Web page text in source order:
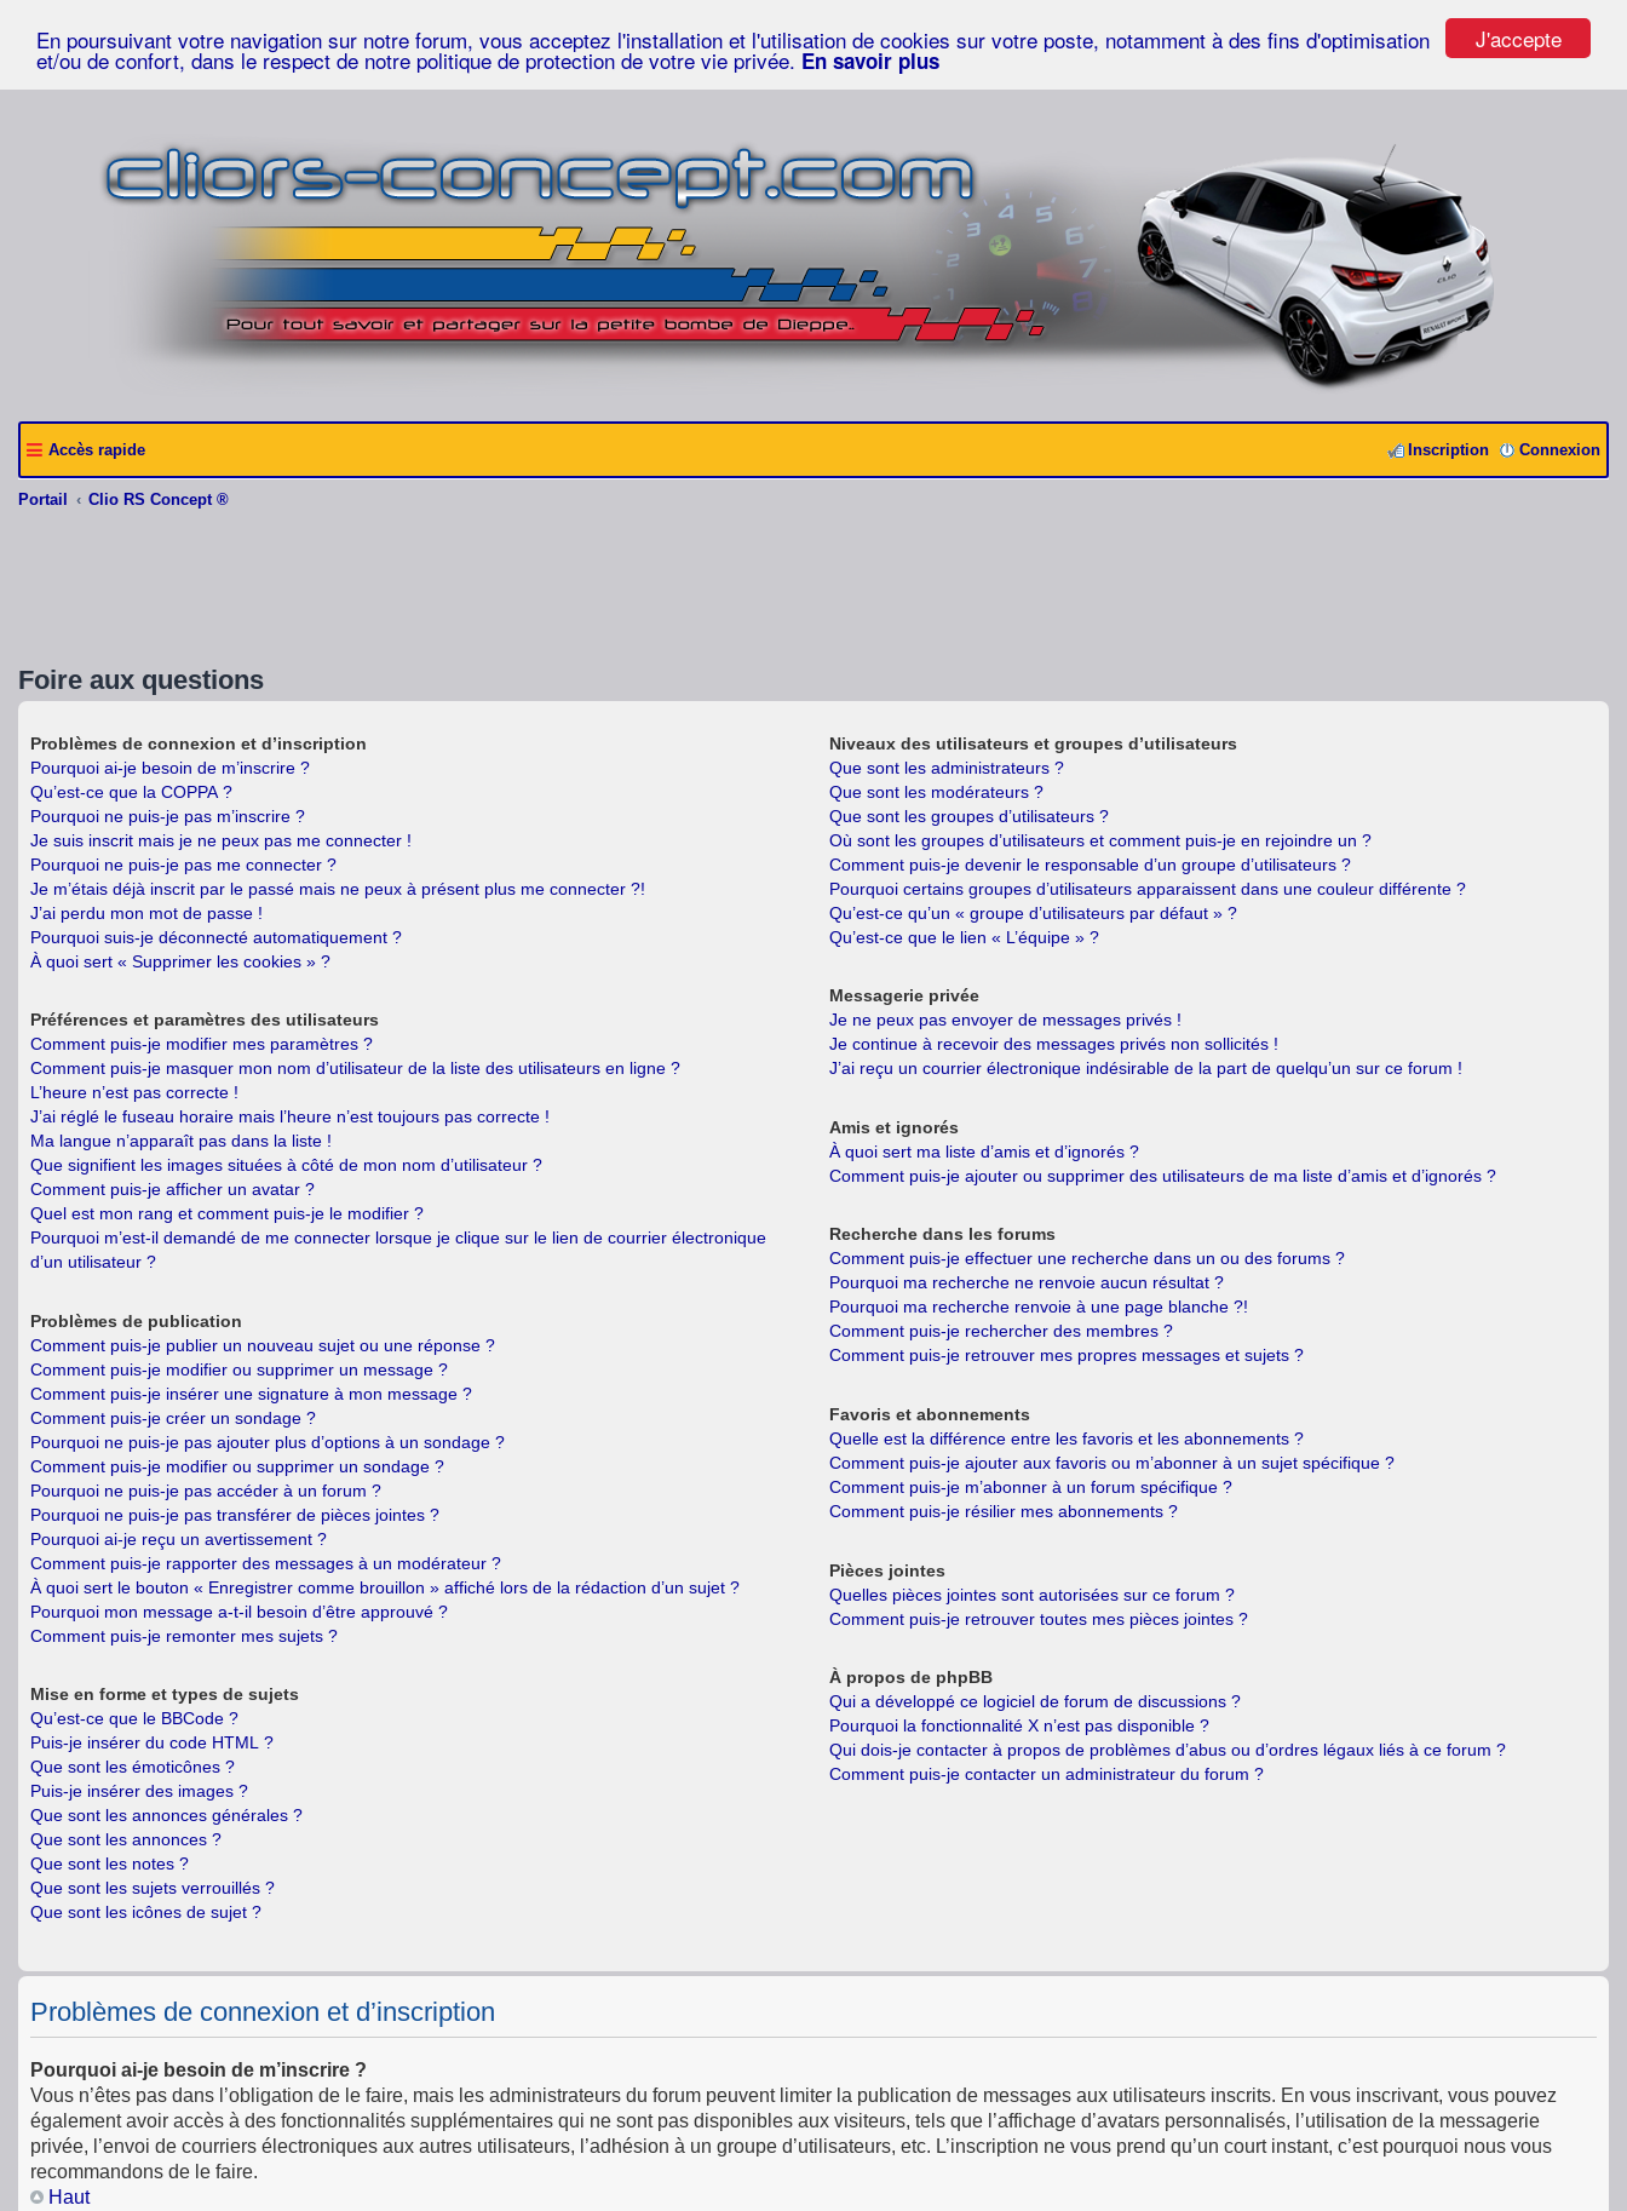
J'accepte
En poursuivant votre navigation sur notre forum, vous acceptez l'installation et l'utilisation de cookies sur votre poste, notamment à des fins d'optimisation
et/ou de confort, dans le respect de notre politique de protection de votre vie privée. En savoir plus
Accès rapide Connexion
Inscription
Portail Clio RS Concept ®
Foire aux questions
Problèmes de connexion et d’inscription
Pourquoi ai-je besoin de m’inscrire ?
Qu’est-ce que la COPPA ?
Pourquoi ne puis-je pas m’inscrire ?
Je suis inscrit mais je ne peux pas me connecter !
Pourquoi ne puis-je pas me connecter ?
Je m’étais déjà inscrit par le passé mais ne peux à présent plus me connecter ?!
J’ai perdu mon mot de passe !
Pourquoi suis-je déconnecté automatiquement ?
À quoi sert « Supprimer les cookies » ?
Préférences et paramètres des utilisateurs
Comment puis-je modifier mes paramètres ?
Comment puis-je masquer mon nom d’utilisateur de la liste des utilisateurs en ligne ?
L’heure n’est pas correcte !
J’ai réglé le fuseau horaire mais l’heure n’est toujours pas correcte !
Ma langue n’apparaît pas dans la liste !
Que signifient les images situées à côté de mon nom d’utilisateur ?
Comment puis-je afficher un avatar ?
Quel est mon rang et comment puis-je le modifier ?
Pourquoi m’est-il demandé de me connecter lorsque je clique sur le lien de courrier électronique
d’un utilisateur ?
Problèmes de publication
Comment puis-je publier un nouveau sujet ou une réponse ?
Comment puis-je modifier ou supprimer un message ?
Comment puis-je insérer une signature à mon message ?
Comment puis-je créer un sondage ?
Pourquoi ne puis-je pas ajouter plus d’options à un sondage ?
Comment puis-je modifier ou supprimer un sondage ?
Pourquoi ne puis-je pas accéder à un forum ?
Pourquoi ne puis-je pas transférer de pièces jointes ?
Pourquoi ai-je reçu un avertissement ?
Comment puis-je rapporter des messages à un modérateur ?
À quoi sert le bouton « Enregistrer comme brouillon » affiché lors de la rédaction d’un sujet ?
Pourquoi mon message a-t-il besoin d’être approuvé ?
Comment puis-je remonter mes sujets ?
Mise en forme et types de sujets
Qu’est-ce que le BBCode ?
Puis-je insérer du code HTML ?
Que sont les émoticônes ?
Puis-je insérer des images ?
Que sont les annonces générales ?
Que sont les annonces ?
Que sont les notes ?
Que sont les sujets verrouillés ?
Que sont les icônes de sujet ?
Niveaux des utilisateurs et groupes d’utilisateurs
Que sont les administrateurs ?
Que sont les modérateurs ?
Que sont les groupes d’utilisateurs ?
Où sont les groupes d’utilisateurs et comment puis-je en rejoindre un ?
Comment puis-je devenir le responsable d’un groupe d’utilisateurs ?
Pourquoi certains groupes d’utilisateurs apparaissent dans une couleur différente ?
Qu’est-ce qu’un « groupe d’utilisateurs par défaut » ?
Qu’est-ce que le lien « L’équipe » ?
Messagerie privée
Je ne peux pas envoyer de messages privés !
Je continue à recevoir des messages privés non sollicités !
J’ai reçu un courrier électronique indésirable de la part de quelqu’un sur ce forum !
Amis et ignorés
À quoi sert ma liste d’amis et d’ignorés ?
Comment puis-je ajouter ou supprimer des utilisateurs de ma liste d’amis et d’ignorés ?
Recherche dans les forums
Comment puis-je effectuer une recherche dans un ou des forums ?
Pourquoi ma recherche ne renvoie aucun résultat ?
Pourquoi ma recherche renvoie à une page blanche ?!
Comment puis-je rechercher des membres ?
Comment puis-je retrouver mes propres messages et sujets ?
Favoris et abonnements
Quelle est la différence entre les favoris et les abonnements ?
Comment puis-je ajouter aux favoris ou m’abonner à un sujet spécifique ?
Comment puis-je m’abonner à un forum spécifique ?
Comment puis-je résilier mes abonnements ?
Pièces jointes
Quelles pièces jointes sont autorisées sur ce forum ?
Comment puis-je retrouver toutes mes pièces jointes ?
À propos de phpBB
Qui a développé ce logiciel de forum de discussions ?
Pourquoi la fonctionnalité X n’est pas disponible ?
Qui dois-je contacter à propos de problèmes d’abus ou d’ordres légaux liés à ce forum ?
Comment puis-je contacter un administrateur du forum ?
Problèmes de connexion et d’inscription
Pourquoi ai-je besoin de m’inscrire ?
Vous n’êtes pas dans l’obligation de le faire, mais les administrateurs du forum peuvent limiter la publication de messages aux utilisateurs inscrits. En vous inscrivant, vous pouvez
également avoir accès à des fonctionnalités supplémentaires qui ne sont pas disponibles aux visiteurs, tels que l’affichage d’avatars personnalisés, l’utilisation de la messagerie
privée, l’envoi de courriers électroniques aux autres utilisateurs, l’adhésion à un groupe d’utilisateurs, etc. L’inscription ne vous prend qu’un court instant, c’est pourquoi nous vous
recommandons de le faire.
Haut